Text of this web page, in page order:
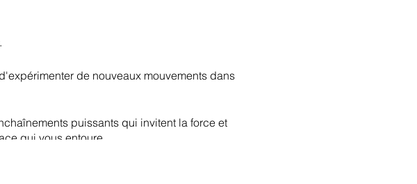
de nouveaux mouvements dans
puissants qui invitent la force et
qui vous entoure .